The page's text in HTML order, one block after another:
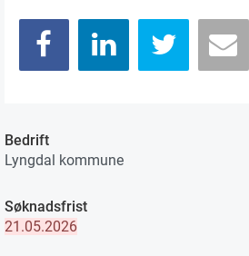
Bedrift
Lyngdal kommune
Søknadsfrist
21.05.2026